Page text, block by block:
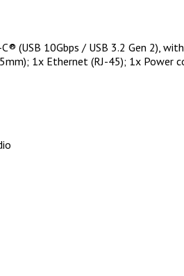
C® (USB 10Gbps / USB 3.2 Gen 2),
1x Ethernet (RJ-45); 1x Power